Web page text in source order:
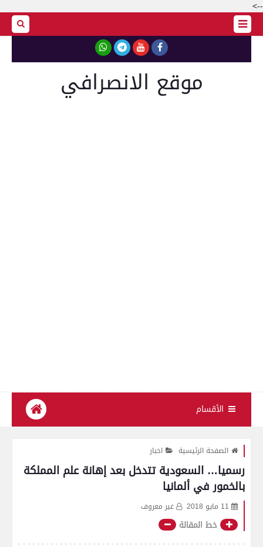
-->
موقع الانصرافي
الأقسام
الصفحة الرئيسية اخبار
رسميا… السعودية تتدخل بعد إهانة علم المملكة
بالخمور في ألمانيا
11 مايو 2018 غير معروف
خط المقالة